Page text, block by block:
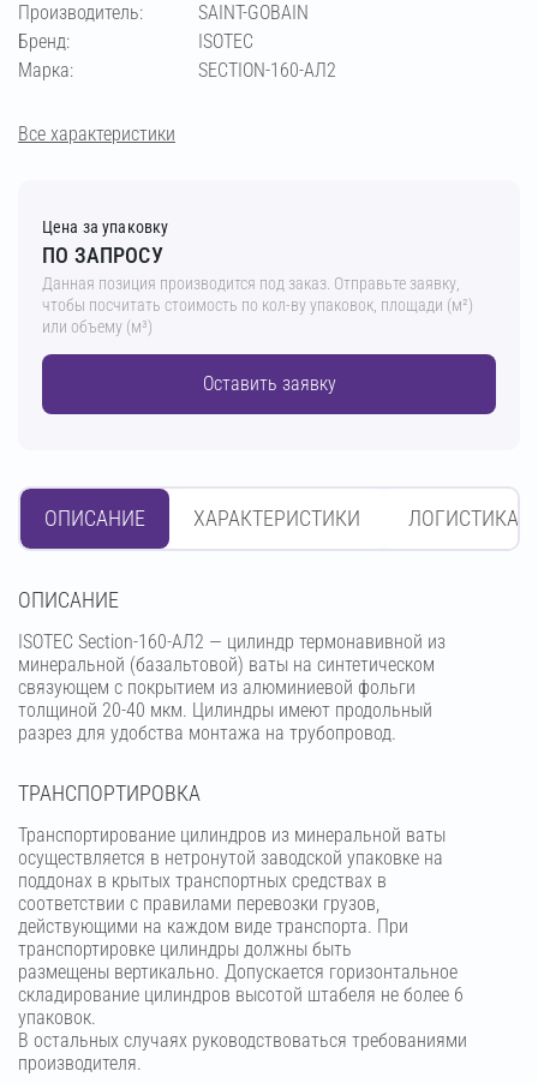
Производитель:
SAINT-GOBAIN
Бренд:
ISOTEC
Марка:
SECTION-160-АЛ2
Все характеристики
Цена за упаковку
ПО ЗАПРОСУ
Данная позиция производится под заказ. Отправьте заявку,
чтобы посчитать стоимость по кол-ву упаковок, площади (м²)
или объему (м³)
Оставить заявку
ОПИСАНИЕ ХАРАКТЕРИСТИКИ ЛОГИСТИКА
OПИСАНИЕ
ISOTEC Section-160-АЛ2 — цилиндр термонавивной из
минеральной (базальтовой) ваты на синтетическом
связующем с покрытием из алюминиевой фольги
толщиной 20-40 мкм. Цилиндры имеют продольный
разрез для удобства монтажа на трубопровод.
ТРАНСПОРТИРОВКА
Транспортирование цилиндров из минеральной ваты
осуществляется в нетронутой заводской упаковке на
поддонах в крытых транспортных средствах в
соответствии с правилами перевозки грузов,
действующими на каждом виде транспорта. При
транспортировке цилиндры должны быть
размещены вертикально. Допускается горизонтальное
складирование цилиндров высотой штабеля не более 6
упаковок.
В остальных случаях руководствоваться требованиями
производителя.